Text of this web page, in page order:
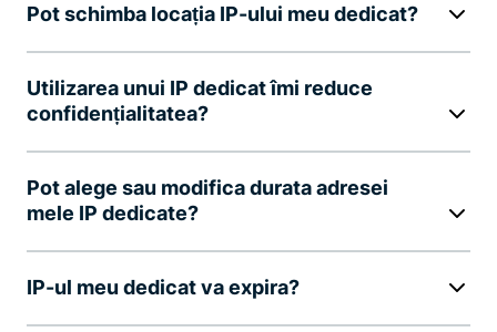
Pot schimba locația IP-ului meu dedicat?
Utilizarea unui IP dedicat îmi reduce
confidențialitatea?
Pot alege sau modifica durata adresei
mele IP dedicate?
IP-ul meu dedicat va expira?